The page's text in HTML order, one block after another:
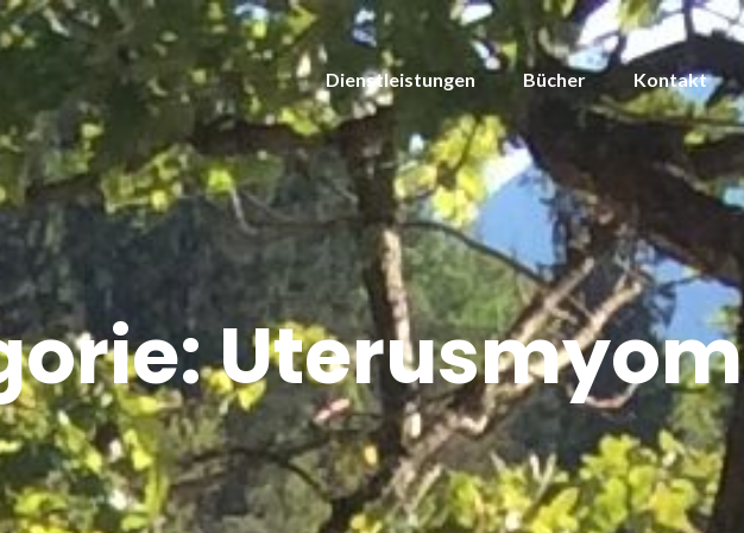
Dienstleistungen Bücher Kontakt
Uterusmyom